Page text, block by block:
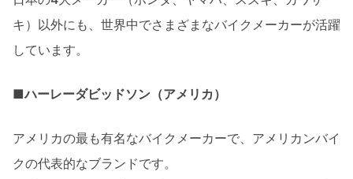
キ）以外にも、世界中でさまざまなバイクメーカーが活躍
しています。
■ハーレーダビッドソン（アメリカ）
アメリカの最も有名なバイクメーカーで、アメリカンバイ
クの代表的なブランドです。